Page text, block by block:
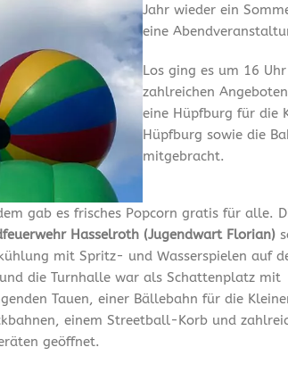
Jahr wieder ein
eine
Los ging es um 16
zahlreichen
eine Hüpfburg für die
Hüpfburg sowie die
mitgebracht.
gab es frisches Popcorn gratis für alle.
Hasselroth (Jugendwart Florian)
mit Spritz- und Wasserspielen auf
die Turnhalle war als Schattenplatz mit
Tauen, einer Bällebahn für die
einem Streetball-Korb und
geöffnet.